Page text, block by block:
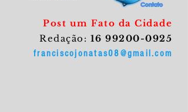
Post um Fato da Cidade
Redação: 16 99200-0925
franciscojonatas08@gmail.com